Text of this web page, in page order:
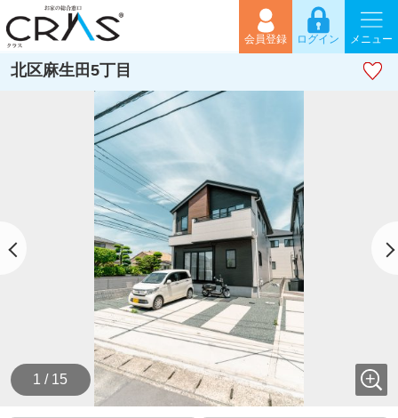
会員登録 ログイン メニュー
北区麻生田5丁目
1 / 15